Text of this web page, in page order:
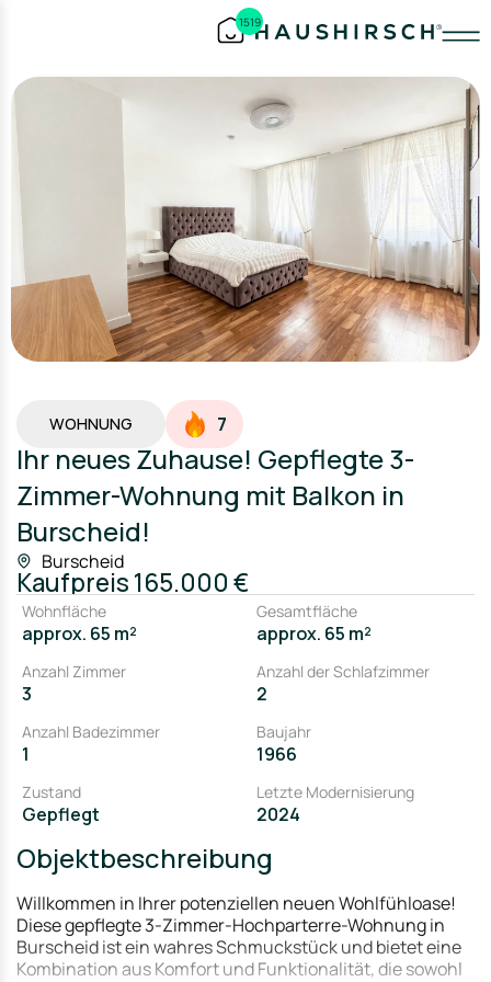
1519
WOHNUNG 7
Ihr neues Zuhause! Gepflegte 3-
Zimmer-Wohnung mit Balkon in
Burscheid!
Burscheid
Kaufpreis165.000 €
Wohnfläche
approx. 65 m²
Gesamtfläche
approx. 65 m²
Anzahl Zimmer
3
Anzahl der Schlafzimmer
2
Anzahl Badezimmer
1
Baujahr
1966
Zustand
Gepflegt
Letzte Modernisierung
2024
Objektbeschreibung
Willkommen in Ihrer potenziellen neuen Wohlfühloase!
Diese gepflegte 3-Zimmer-Hochparterre-Wohnung in
Burscheid ist ein wahres Schmuckstück und bietet eine
Kombination aus Komfort und Funktionalität, die sowohl